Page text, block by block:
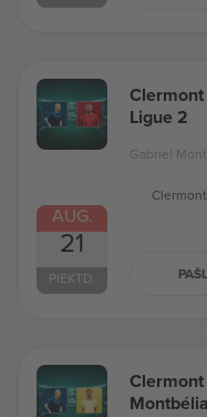
AUG.
21
PIEKTD.
Clermont
Ligue 2
Gabriel
Clermont